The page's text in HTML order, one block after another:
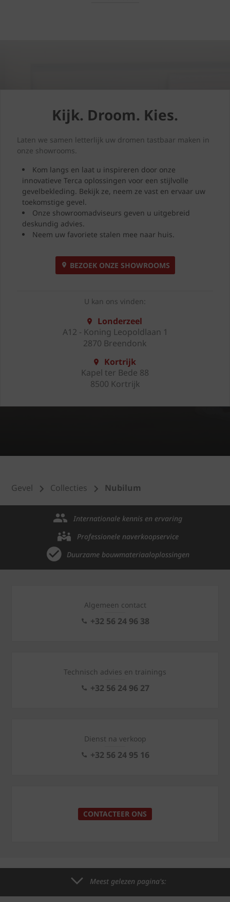
Kijk. Droom. Kies.
Laten we samen letterlijk uw dromen tastbaar maken in
onze showrooms.
Kom langs en laat u inspireren door onze
innovatieve Terca oplossingen voor een stijlvolle
gevelbekleding. Bekijk ze, neem ze vast en ervaar uw
toekomstige gevel.
Onze showroomadviseurs geven u uitgebreid
deskundig advies.
Neem uw favoriete stalen mee naar huis.
BEZOEK ONZE SHOWROOMS
U kan ons vinden:
Londerzeel
A12 - Koning Leopoldlaan 1
2870 Breendonk
Kortrijk
Kapel ter Bede 88
8500 Kortrijk
Gevel Collecties Nubilum
Internationale kennis en ervaring
Professionele naverkoopservice
Duurzame bouwmateriaaloplossingen
Algemeen contact
+32 56 24 96 38
Technisch advies en trainings
+32 56 24 96 27
Dienst na verkoop
+32 56 24 95 16
CONTACTEER ONS
Meest gelezen pagina's: